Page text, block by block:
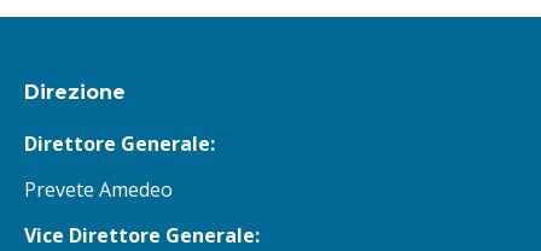
Direzione
Direttore Generale:
Prevete Amedeo
Vice Direttore Generale: